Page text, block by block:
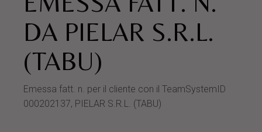
DA PIELAR S.R.L.
(TABU)
Emessa fatt. n. per il cliente con il TeamSystemID
000202137, PIELAR S.R.L. (TABU)